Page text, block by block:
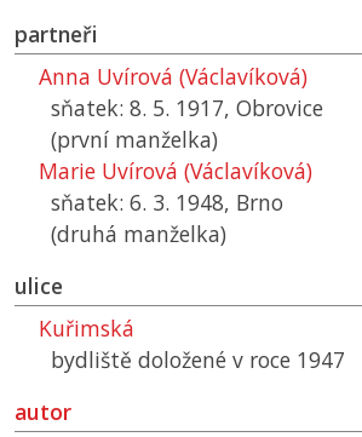
partneři
Anna Uvírová (Václavíková)
sňatek: 8. 5. 1917, Obrovice
(první manželka)
Marie Uvírová (Václavíková)
sňatek: 6. 3. 1948, Brno
(druhá manželka)
ulice
Kuřimská
bydliště doložené v roce 1947
autor